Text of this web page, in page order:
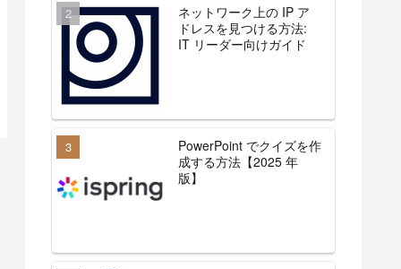
ネットワーク上の IP ア
ドレスを見つける方法:
IT リーダー向けガイド
PowerPoint でクイズを作
成する方法【2025 年
版】